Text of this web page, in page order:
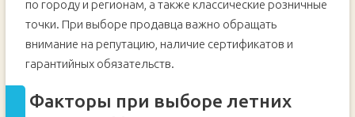
по городу и регионам, а также классические розничные
точки. При выборе продавца важно обращать
внимание на репутацию, наличие сертификатов и
гарантийных обязательств.
Факторы при выборе летних